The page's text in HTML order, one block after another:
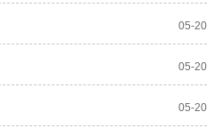
05-20
05-20
05-20